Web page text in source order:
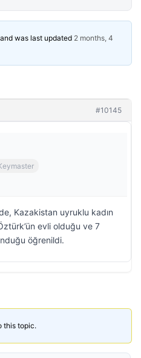
was last updated 2 months, 4
#10145
Kazakistan uyruklu kadın
evli olduğu ve 7
öğrenildi.
this topic.